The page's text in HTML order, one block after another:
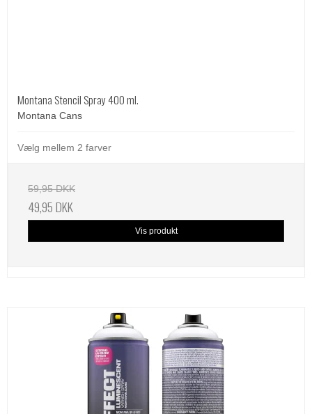
Montana Stencil Spray 400 ml.
Montana Cans
Vælg mellem 2 farver
59,95 DKK
49,95 DKK
Vis produkt